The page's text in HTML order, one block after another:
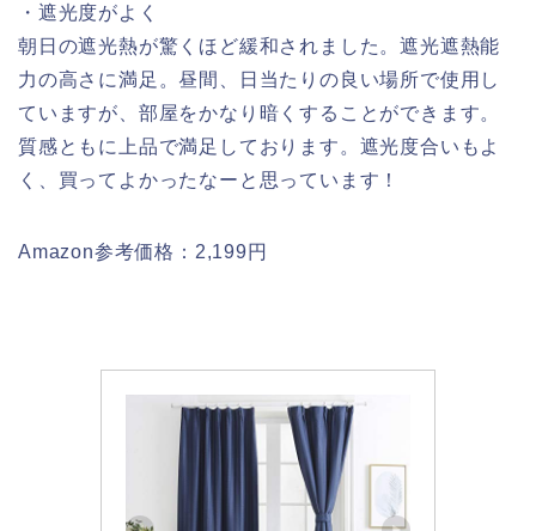
・遮光度がよく
朝日の遮光熱が驚くほど緩和されました。遮光遮熱能
力の高さに満足。昼間、日当たりの良い場所で使用し
ていますが、部屋をかなり暗くすることができます。
質感ともに上品で満足しております。遮光度合いもよ
く、買ってよかったなーと思っています！
Amazon参考価格：2,199円